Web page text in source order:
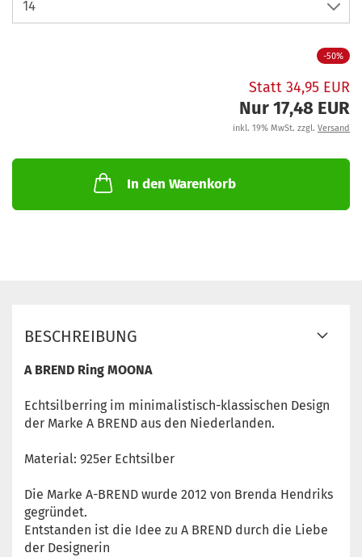
-50%
Statt 34,95 EUR
Nur 17,48 EUR
inkl. 19% MwSt. zzgl. Versand
In den Warenkorb
BESCHREIBUNG
A BREND Ring MOONA
Echtsilberring im minimalistisch-klassischen Design
der Marke A BREND aus den Niederlanden.
Material: 925er Echtsilber
Die Marke A-BREND wurde 2012 von Brenda Hendriks
gegründet.
Entstanden ist die Idee zu A BREND durch die Liebe
der Designerin